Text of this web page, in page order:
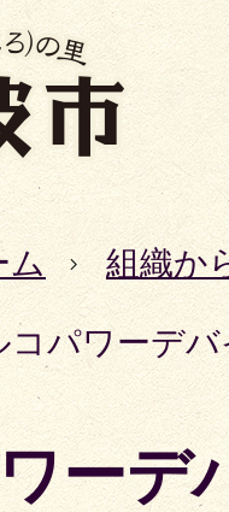
ム 組織か
コパワーデ
ーデ